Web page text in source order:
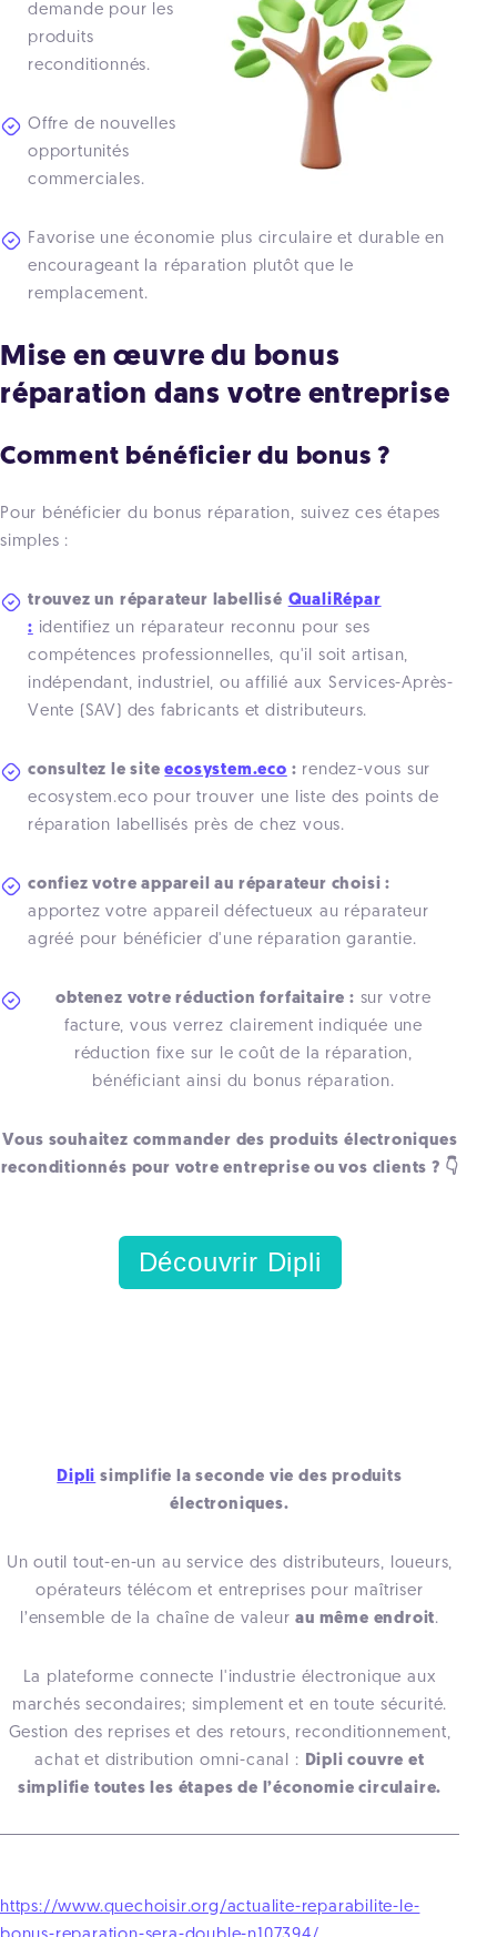
demande pour les
produits
reconditionnés.
Offre de nouvelles
opportunités
commerciales.
Favorise une économie plus circulaire et durable en
encourageant la réparation plutôt que le
remplacement.
Mise en œuvre du bonus
réparation dans votre entreprise
Comment bénéficier du bonus ?
Pour bénéficier du bonus réparation, suivez ces étapes
simples :
trouvez un réparateur labellisé QualiRépar
: identifiez un réparateur reconnu pour ses
compétences professionnelles, qu'il soit artisan,
indépendant, industriel, ou affilié aux Services-Après-
Vente (SAV) des fabricants et distributeurs.
consultez le siteecosystem.eco : rendez-vous sur
ecosystem.eco pour trouver une liste des points de
réparation labellisés près de chez vous.
confiez votre appareil au réparateur choisi :
apportez votre appareil défectueux au réparateur
agréé pour bénéficier d'une réparation garantie.
obtenez votre réduction forfaitaire : sur votre
facture, vous verrez clairement indiquée une
réduction fixe sur le coût de la réparation,
bénéficiant ainsi du bonus réparation.
Vous souhaitez commander des produits électroniques
reconditionnés pour votre entreprise ou vos clients ? 👇
Découvrir Dipli
Dipli simplifie la seconde vie des produits
électroniques.
Un outil tout-en-un au service des distributeurs, loueurs,
opérateurs télécom et entreprises pour maîtriser
l’ensemble de la chaîne de valeur au même endroit.
La plateforme connecte l'industrie électronique aux
marchés secondaires; simplement et en toute sécurité.
Gestion des reprises et des retours, reconditionnement,
achat et distribution omni-canal : Dipli couvre et
simplifie toutes les étapes de l’économie circulaire.
https://www.quechoisir.org/actualite-reparabilite-le-